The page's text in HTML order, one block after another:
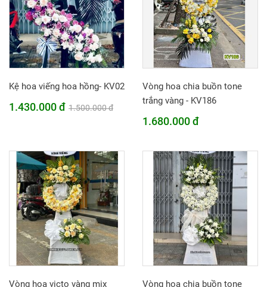
Kệ hoa viếng hoa hồng- KV02
1.430.000 đ 1.500.000 đ
Vòng hoa chia buồn tone
trắng vàng - KV186
1.680.000 đ
Vòng hoa victo vàng mix
Vòng hoa chia buồn tone